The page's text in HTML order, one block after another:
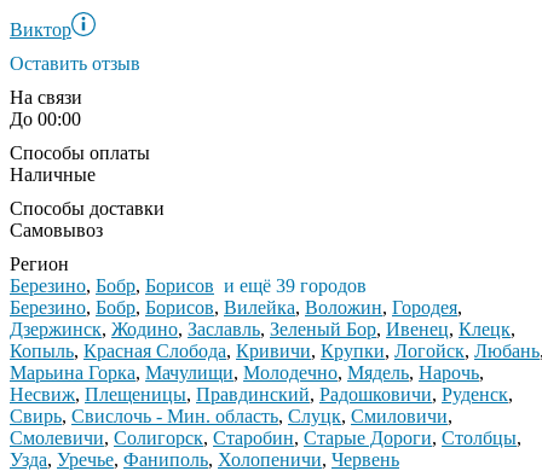
Виктор
Оставить отзыв
На связи
До 00:00
Способы оплаты
Наличные
Способы доставки
Самовывоз
Регион
Березино, Бобр, Борисов и ещё 39 городов
Березино, Бобр, Борисов, Вилейка, Воложин, Городея,
Дзержинск, Жодино, Заславль, Зеленый Бор, Ивенец, Клецк,
Копыль, Красная Слобода, Кривичи, Крупки, Логойск, Любань
Марьина Горка, Мачулищи, Молодечно, Мядель, Нарочь,
Несвиж, Плещеницы, Правдинский, Радошковичи, Руденск,
Свирь, Свислочь - Мин. область, Слуцк, Смиловичи,
Смолевичи, Солигорск, Старобин, Старые Дороги, Столбцы,
Узда, Уречье, Фаниполь, Холопеничи, Червень